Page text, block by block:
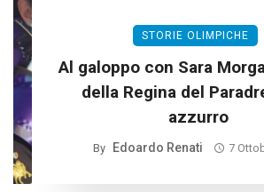
STORIE OLIMPICHE
Al galoppo con Sara
della Regina del
azzurro
By Edoardo Renati 7